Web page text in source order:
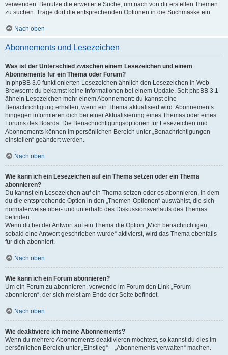
verwenden. Benutze die erweiterte Suche, um nach von dir erstellen Themen
zu suchen. Trage dort die entsprechenden Optionen in die Suchmaske ein.
Nach oben
Abonnements und Lesezeichen
Was ist der Unterschied zwischen einem Lesezeichen und einem
Abonnements für ein Thema oder Forum?
In phpBB 3.0 funktionierten Lesezeichen ähnlich den Lesezeichen in Web-
Browsern: du bekamst keine Informationen bei einem Update. Seit phpBB 3.1
ähneln Lesezeichen mehr einem Abonnement: du kannst eine
Benachrichtigung erhalten, wenn ein Thema aktualisiert wird. Abonnements
hingegen informieren dich bei einer Aktualisierung eines Themas oder eines
Forums des Boards. Die Benachrichtigungsoptionen für Lesezeichen und
Abonnements können im persönlichen Bereich unter „Benachrichtigungen
einstellen“ geändert werden.
Nach oben
Wie kann ich ein Lesezeichen auf ein Thema setzen oder ein Thema
abonnieren?
Du kannst ein Lesezeichen auf ein Thema setzen oder es abonnieren, in dem
du die entsprechende Option in den „Themen-Optionen“ auswählst, die sich
normalerweise ober- und unterhalb des Diskussionsverlaufs des Themas
befinden.
Wenn du bei der Antwort auf ein Thema die Option „Mich benachrichtigen,
sobald eine Antwort geschrieben wurde“ aktivierst, wird das Thema ebenfalls
für dich abonniert.
Nach oben
Wie kann ich ein Forum abonnieren?
Um ein Forum zu abonnieren, verwende im Forum den Link „Forum
abonnieren“, der sich meist am Ende der Seite befindet.
Nach oben
Wie deaktiviere ich meine Abonnements?
Wenn du mehrere Abonnements deaktivieren möchtest, so kannst du dies im
persönlichen Bereich unter „Einstieg“ – „Abonnements verwalten“ machen.